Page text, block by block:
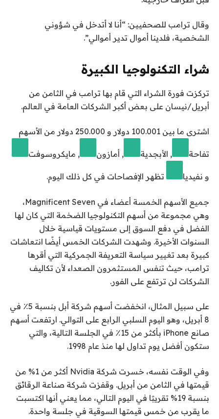
وقال ترامب للصحفيين: “أنا لا أتدخل في شؤوني
الشخصية، فلدينا أموال تدير أموالي”.
شراء التكنولوجيا الكبيرة
تركزت فورة الشراء التي قام بها ترامب في الثامن من
أبريل/نيسان على بعض أكبر الشركات العامة في العالم.
اشترى ما بين 100.001 دولار و 250.000 دولار من الأسهم
تفاحة , الأبجدية , أمازون , مايكروسوفت
و نفيديا تظهر الإفصاحات في كل ذلك اليوم.
جميع الأسهم الخمسة أعضاء في Magnificent Seven،
وهي مجموعة من أسهم التكنولوجيا الضخمة التي كان لها
الفضل في دفع السوق إلى مستويات قياسية خلال
السنوات الأخيرة. وشهدت الشركات الخمس أيضًا انتعاشات
كبيرة بعد تغيير سياسة التعريفة الجمركية التي أقرها
ترامب، حيث تنفس المستثمرون الصعداء لأن تكاليف
الشركات لن ترتفع على الفور.
على سبيل المثال، انخفضت أسهم شركة أبل بنسبة 5٪ في
8 أبريل، وهو اليوم السلبي الرابع على التوالي. ارتفعت أسهم
صانع iPhone بأكثر من 15٪ في الجلسة التالية، والتي
ستكون أفضل يوم تداول لها منذ عام 1998.
وفي الوقت نفسه، خسرت شركة Nvidia أكثر من 1% من
قيمتها في الثامن من أبريل. وقفزت شركة صناعة الرقائق
بنسبة 19% تقريبًا في اليوم التالي، مما يعني أنها اكتسبت
ما يقرب من خمس قيمتها السوقية في جلسة واحدة.